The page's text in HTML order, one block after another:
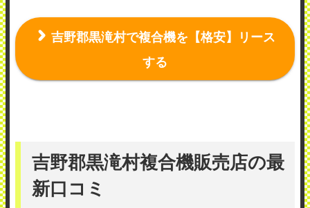
吉野郡黒滝村で複合機を【格安】リース
する
吉野郡黒滝村複合機販売店の最
新口コミ